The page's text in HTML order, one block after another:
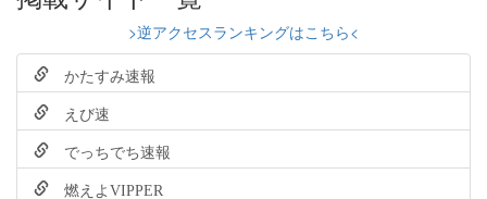
>逆アクセスランキングはこちら<
かたすみ速報
えび速
でっちでち速報
燃えよVIPPER